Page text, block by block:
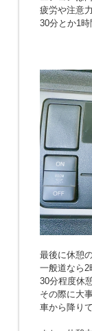
疲労や注意
30分とか1
最後に休憩
一般道なら2
30分程度休
その際に大
車から降り